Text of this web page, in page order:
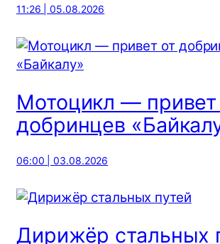
11:26 | 05.08.2026
Мотоцикл — привет
добринцев
06:00 | 03.08.2026
Дирижёр стальных